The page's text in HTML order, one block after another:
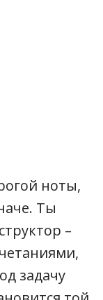
ноты,
Ты
–
задачу